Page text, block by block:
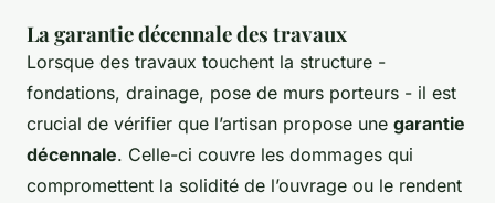
La garantie décennale des travaux
Lorsque des travaux touchent la structure -
fondations, drainage, pose de murs porteurs - il est
crucial de vérifier que l’artisan propose une garantie
décennale. Celle-ci couvre les dommages qui
compromettent la solidité de l’ouvrage ou le rendent